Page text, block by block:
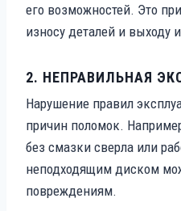
его возможностей. Это
износу деталей и выходу
2. НЕПРАВИЛЬНАЯ
Нарушение правил
причин поломок.
без смазки сверла или
неподходящим диском
повреждениям.